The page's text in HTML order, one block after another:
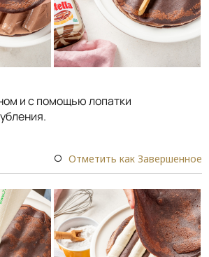
и с помощью лопатки
Отметить как Завершенное